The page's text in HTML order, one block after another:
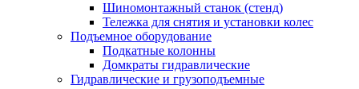
Шиномонтажный станок (стенд)
Тележка для снятия и установки колес
Подъемное оборудование
Подкатные колонны
Домкраты гидравлические
Гидравлические и грузоподъемные